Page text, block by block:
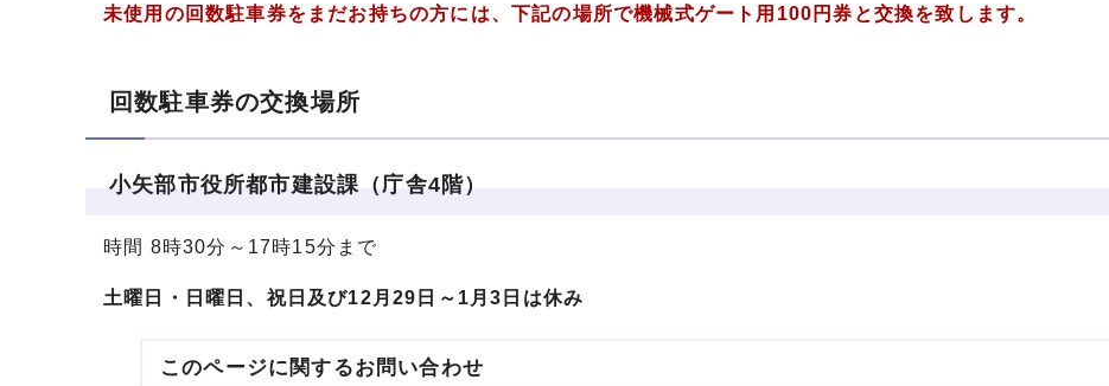
未使用の回数駐車券をまだお持ちの方には、下記の場所で機械式ゲート用100円券と交換を致します。
回数駐車券の交換場所
小矢部市役所都市建設課（庁舎4階）
時間 8時30分～17時15分まで
土曜日・日曜日、祝日及び12月29日～1月3日は休み
このページに関するお問い合わせ